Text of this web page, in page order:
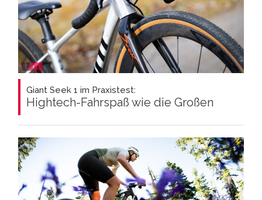
Giant Seek 1 im Praxistest:
Hightech-Fahrspaß wie die Großen